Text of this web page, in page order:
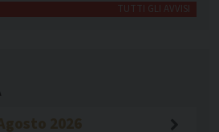
TUTTI GLI AVVISI